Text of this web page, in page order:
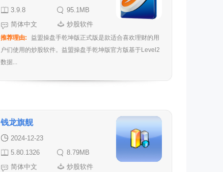
3.9.8
95.1MB
简体中文
炒股软件
推荐理由:
益盟操盘手乾坤版正式版是款适合喜欢理财的用
户们使用的炒股软件。益盟操盘手乾坤版官方版基于Level2
数据...
钱龙旗舰
2024-12-23
5.80.1326
8.79MB
简体中文
炒股软件